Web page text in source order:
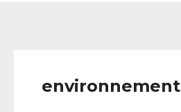
environnement